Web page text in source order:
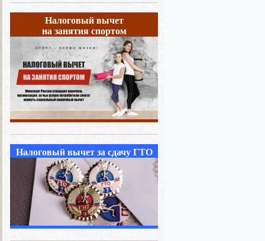
Налоговый вычет
на занятия спортом
Налоговый вычет за сдачу ГТО